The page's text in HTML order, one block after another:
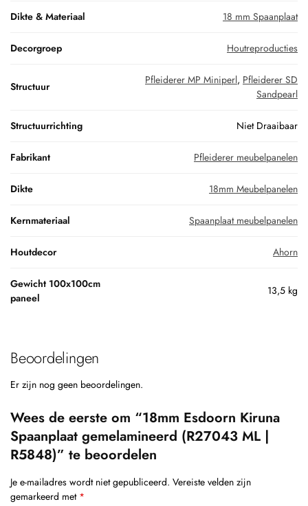
Dikte & Materiaal 18 mm Spaanplaat
Decorgroep Houtreproducties
Structuur Pfleiderer MP Miniperl, Pfleiderer SD
Sandpearl
Structuurrichting Niet Draaibaar
Fabrikant Pfleiderer meubelpanelen
Dikte 18mm Meubelpanelen
Kernmateriaal Spaanplaat meubelpanelen
Houtdecor Ahorn
Gewicht 100x100cm
paneel
13,5 kg
Beoordelingen
Er zijn nog geen beoordelingen.
Wees de eerste om “18mm Esdoorn Kiruna
Spaanplaat gemelamineerd (R27043 ML |
R5848)” te beoordelen
Je e-mailadres wordt niet gepubliceerd. Vereiste velden zijn
gemarkeerd met *